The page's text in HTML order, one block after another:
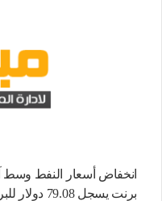
انخفاض أسعار النفط
برنت يسجل 79.08 دولار للبرميل - المدينة برس